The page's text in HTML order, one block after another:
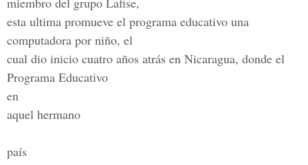
esta ultima promueve el programa educativo una
computadora por niño, el
cual dio inicio cuatro años atrás en Nicaragua, donde el
Programa Educativo
en
aquel hermano
país